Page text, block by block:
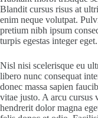
Blandit cursus risus at
enim neque volutpat.
pretium nibh ipsum
turpis egestas integer
Nisl nisi scelerisque eu
libero nunc consequat
donec massa sapien
vitae justo. A arcu cursus
hendrerit dolor magna